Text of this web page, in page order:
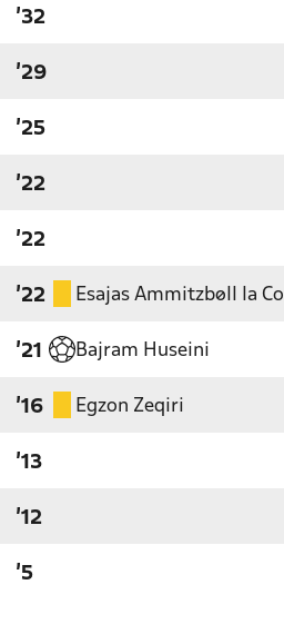
'32
'29
'25
'22
'22
'22 Esajas Ammitzbøll la
'21 Bajram Huseini
'16 Egzon Zeqiri
'13
'12
'5